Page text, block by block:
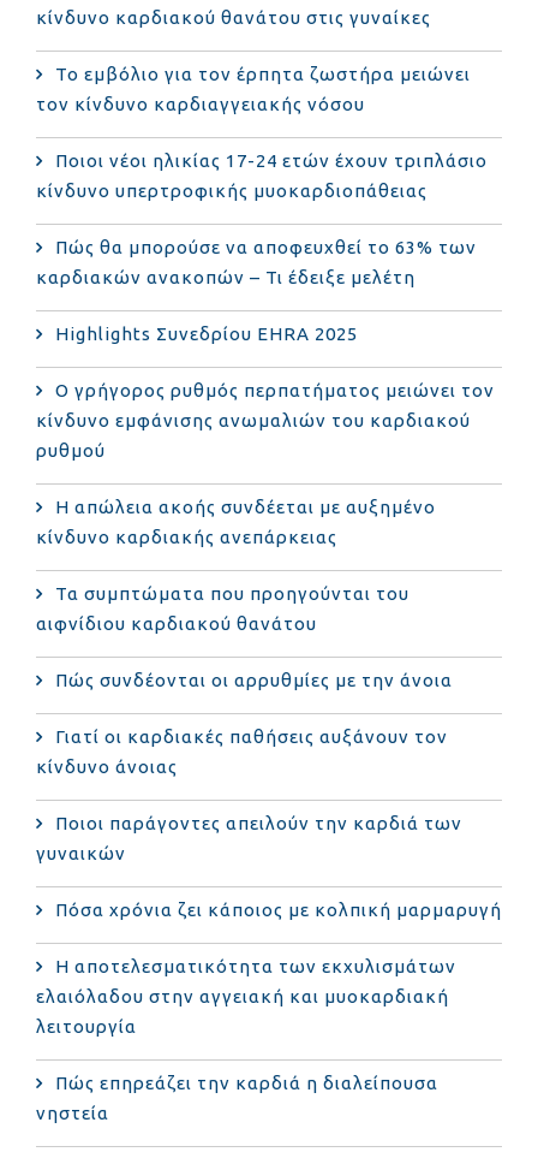
κίνδυνο καρδιακού θανάτου στις γυναίκες
Το εμβόλιο για τον έρπητα ζωστήρα μειώνει
τον κίνδυνο καρδιαγγειακής νόσου
Ποιοι νέοι ηλικίας 17-24 ετών έχουν τριπλάσιο
κίνδυνο υπερτροφικής μυοκαρδιοπάθειας
Πώς θα μπορούσε να αποφευχθεί το 63% των
καρδιακών ανακοπών – Τι έδειξε μελέτη
Highlights Συνεδρίου EHRA 2025
Ο γρήγορος ρυθμός περπατήματος μειώνει τον
κίνδυνο εμφάνισης ανωμαλιών του καρδιακού
ρυθμού
Η απώλεια ακοής συνδέεται με αυξημένο
κίνδυνο καρδιακής ανεπάρκειας
Τα συμπτώματα που προηγούνται του
αιφνίδιου καρδιακού θανάτου
Πώς συνδέονται οι αρρυθμίες με την άνοια
Γιατί οι καρδιακές παθήσεις αυξάνουν τον
κίνδυνο άνοιας
Ποιοι παράγοντες απειλούν την καρδιά των
γυναικών
Πόσα χρόνια ζει κάποιος με κολπική μαρμαρυγή
Η αποτελεσματικότητα των εκχυλισμάτων
ελαιόλαδου στην αγγειακή και μυοκαρδιακή
λειτουργία
Πώς επηρεάζει την καρδιά η διαλείπουσα
νηστεία